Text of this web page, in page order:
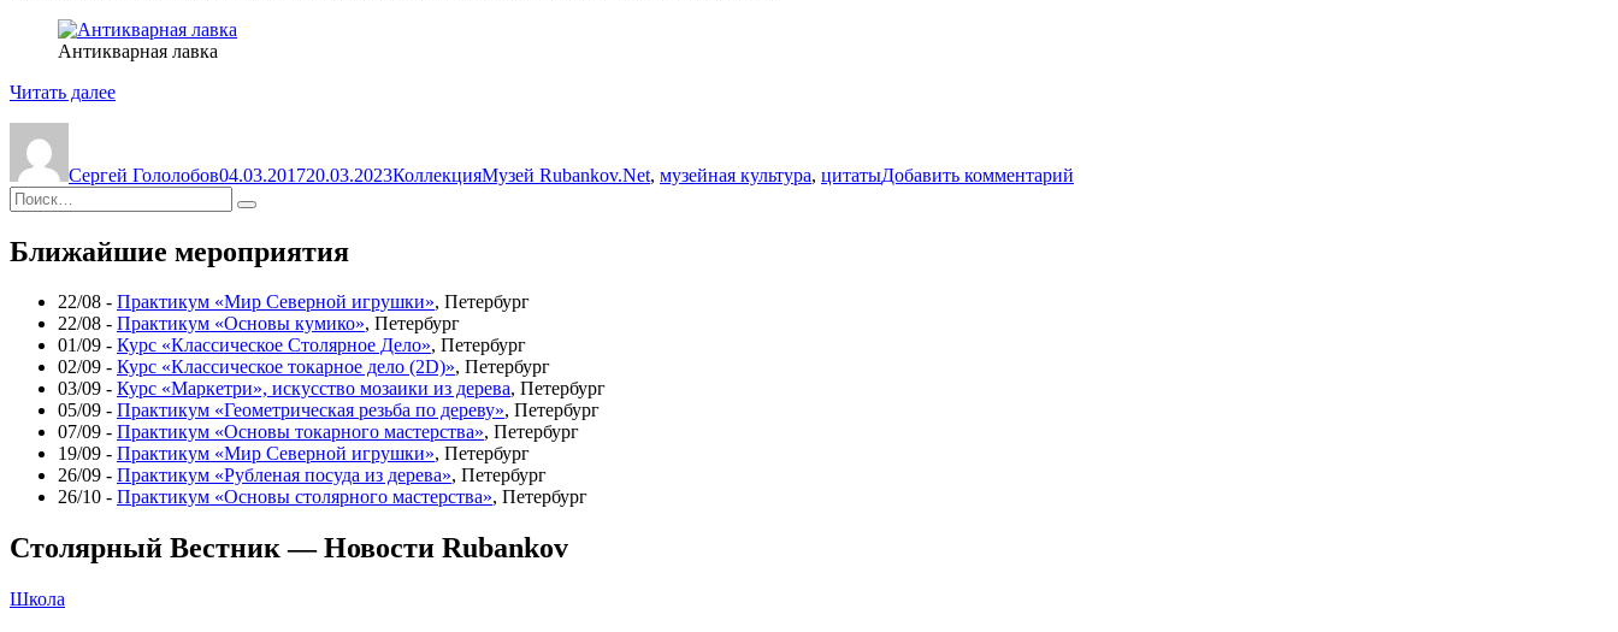
Антикварная лавка
Читать далее«Отрывок
Невзорова,
Сергей Гололобов04.03.201720.03.2023КоллекцияМузей Rubankov.Net, музейная культура, цитатыДобавить комментарий
Искать:
Поиск
Ближайшие мероприятия
22/08 - Практикум «Мир Северной игрушки», Петербург
22/08 - Практикум «Основы кумико», Петербург
01/09 - Курс «Классическое Столярное Дело», Петербург
02/09 - Курс «Классическое токарное дело (2D)», Петербург
03/09 - Курс «Маркетри», искусство мозаики из дерева, Петербург
05/09 - Практикум «Геометрическая резьба по дереву», Петербург
07/09 - Практикум «Основы токарного мастерства», Петербург
19/09 - Практикум «Мир Северной игрушки», Петербург
26/09 - Практикум «Рубленая посуда из дерева», Петербург
26/10 - Практикум «Основы столярного мастерства», Петербург
Столярный Вестник — Новости Rubankov
Школа